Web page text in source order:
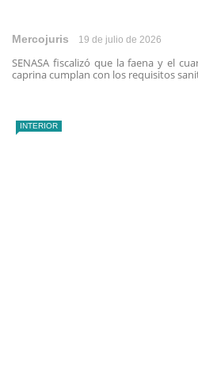
Mercojuris 19 de julio de 2026
SENASA fiscalizó que la faena y el
caprina cumplan con los requisitos
INTERIOR